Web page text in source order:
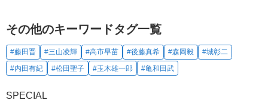
その他のキーワードタグ一覧
#藤田晋 #三山凌輝 #高市早苗 #後藤真希 #森岡毅
#城彰二
#内田有紀
#松田聖子 #玉木雄一郎 #亀和田武
SPECIAL